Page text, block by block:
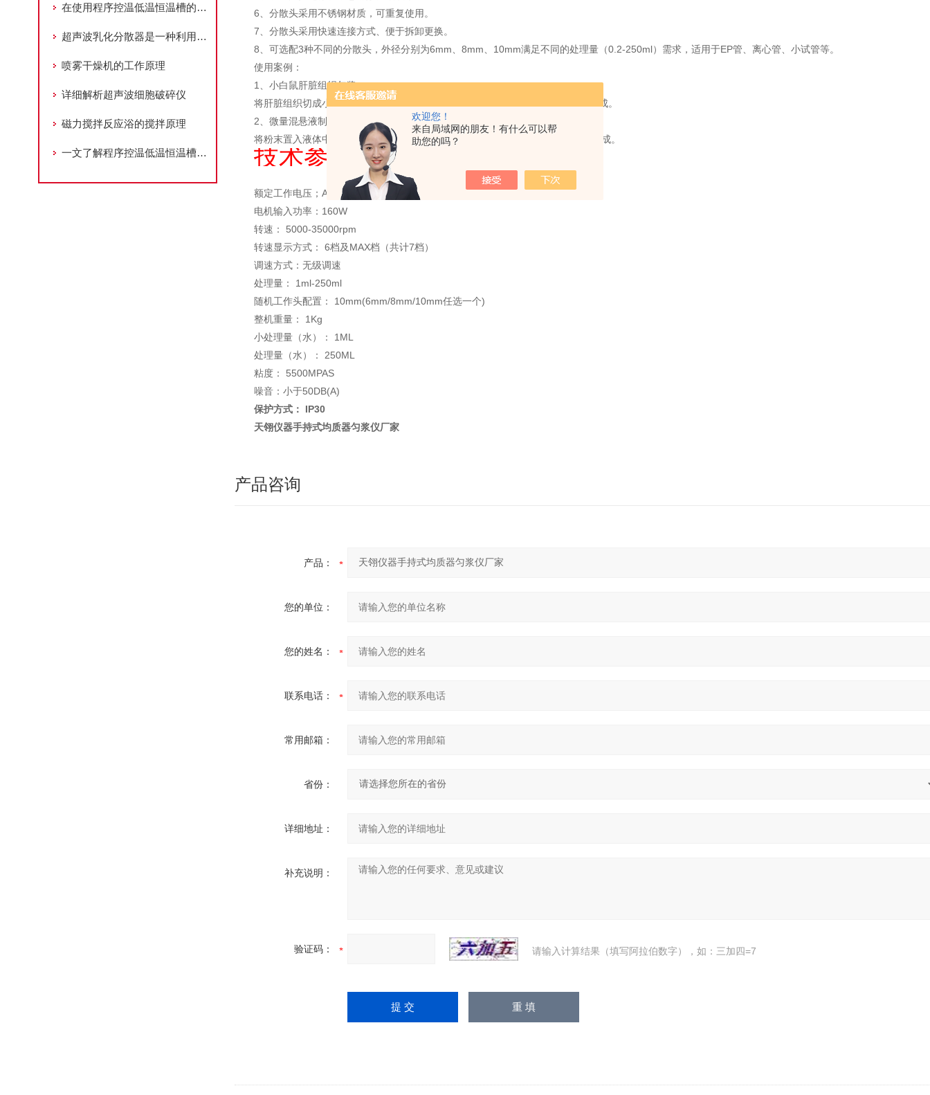
欢迎您！
来自局域网的朋友！有什么可以帮
助您的吗？
在使用程序控温低温恒温槽的过程中一定要注意这些行为
超声波乳化分散器是一种利用超声波技术进行乳化和分散的设备
喷雾干燥机的工作原理
详细解析超声波细胞破碎仪
磁力搅拌反应浴的搅拌原理
一文了解程序控温低温恒温槽的使用规范和注意事项
6、分散头采用不锈钢材质，可重复使用。
7、分散头采用快速连接方式、便于拆卸更换。
8、可选配3种不同的分散头，外径分别为6mm、8mm、10mm满足不同的处理量（0.2-250ml）需求，适用于EP管、离心管、小试管等。
使用案例：
1、小白鼠肝脏组织匀浆
将肝脏组织切成小块放入容器,手持TENLIN-A，将转速调至3档，开机40秒匀浆完成。
2、微量混悬液制备
将粉末置入液体中并被湿润,手持TENLIN-A， 将转速调至2档，开机15秒混悬液制成。
技术参数：
额定工作电压；AC220V- 50HZ/60HZ
电机输入功率：160W
转速： 5000-35000rpm
转速显示方式： 6档及MAX档（共计7档）
调速方式：无级调速
处理量： 1ml-250ml
随机工作头配置： 10mm(6mm/8mm/10mm任选一个)
整机重量： 1Kg
小处理量（水）： 1ML
处理量（水）： 250ML
粘度： 5500MPAS
噪音：小于50DB(A)
保护方式： IP30
天翎仪器手持式均质器匀浆仪厂家
产品咨询
产品：
您的单位：
您的姓名：
联系电话：
常用邮箱：
省份：
详细地址：
补充说明：
验证码： 请输入计算结果（填写阿拉伯数字），如：三加四=7